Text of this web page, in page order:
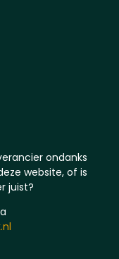
ondanks
website, of is
juist?